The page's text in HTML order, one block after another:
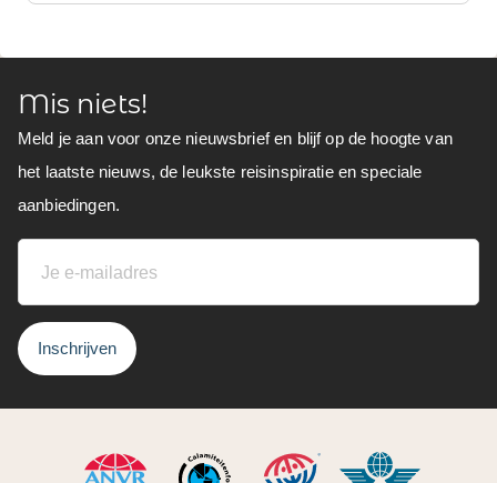
Mis niets!
Meld je aan voor onze nieuwsbrief en blijf op de hoogte van
het laatste nieuws, de leukste reisinspiratie en speciale
aanbiedingen.
Inschrijven